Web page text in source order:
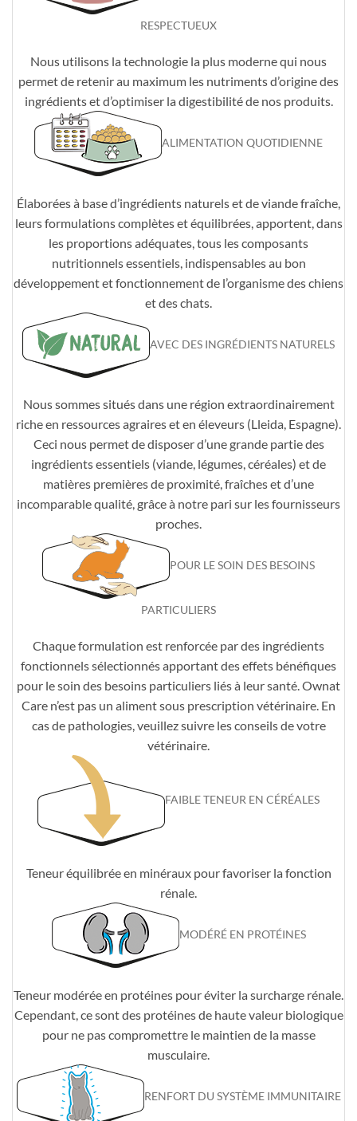
RESPECTUEUX
Nous utilisons la technologie la plus moderne qui nous
permet de retenir au maximum les nutriments d’origine des
ingrédients et d’optimiser la digestibilité de nos produits.
ALIMENTATION QUOTIDIENNE
Élaborées à base d’ingrédients naturels et de viande fraîche,
leurs formulations complètes et équilibrées, apportent, dans
les proportions adéquates, tous les composants
nutritionnels essentiels, indispensables au bon
développement et fonctionnement de l’organisme des chiens
et des chats.
AVEC DES INGRÉDIENTS NATURELS
Nous sommes situés dans une région extraordinairement
riche en ressources agraires et en éleveurs (Lleida, Espagne).
Ceci nous permet de disposer d’une grande partie des
ingrédients essentiels (viande, légumes, céréales) et de
matières premières de proximité, fraîches et d’une
incomparable qualité, grâce à notre pari sur les fournisseurs
proches.
POUR LE SOIN DES BESOINS
PARTICULIERS
Chaque formulation est renforcée par des ingrédients
fonctionnels sélectionnés apportant des effets bénéfiques
pour le soin des besoins particuliers liés à leur santé. Ownat
Care n’est pas un aliment sous prescription vétérinaire. En
cas de pathologies, veuillez suivre les conseils de votre
vétérinaire.
FAIBLE TENEUR EN CÉRÉALES
Teneur équilibrée en minéraux pour favoriser la fonction
rénale.
MODÉRÉ EN PROTÉINES
Teneur modérée en protéines pour éviter la surcharge rénale.
Cependant, ce sont des protéines de haute valeur biologique
pour ne pas compromettre le maintien de la masse
musculaire.
RENFORT DU SYSTÈME IMMUNITAIRE